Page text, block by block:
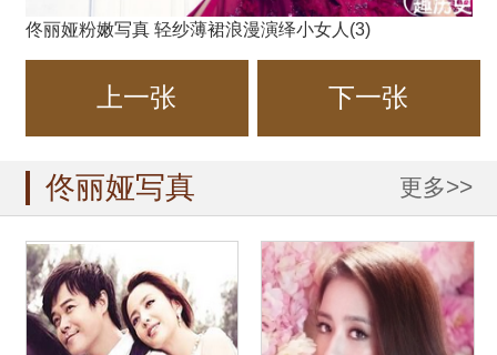
佟丽娅粉嫩写真 轻纱薄裙浪漫演绎小女人(3)
上一张 下一张
佟丽娅写真 更多>>